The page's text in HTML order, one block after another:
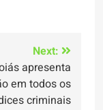
Next:
apresenta
em todos os
criminais